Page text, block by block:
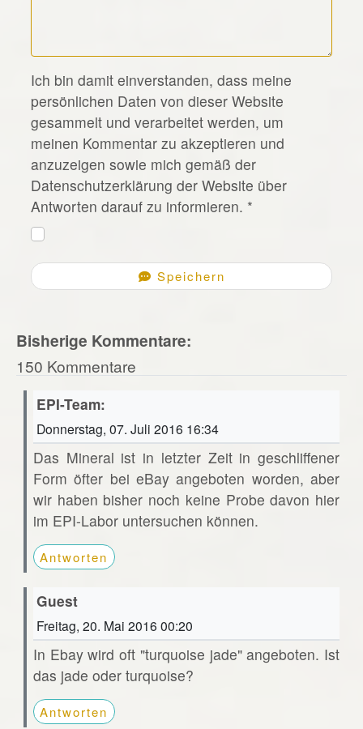
*
Ich bin damit einverstanden, dass meine
persönlichen Daten von dieser Website
gesammelt und verarbeitet werden, um
meinen Kommentar zu akzeptieren und
anzuzeigen sowie mich gemäß der
Datenschutzerklärung der Website über
Antworten darauf zu informieren. *
Speichern
Bisherige Kommentare:
150 Kommentare
EPI-Team:
Donnerstag, 07. Juli 2016 16:34
Das Mineral ist in letzter Zeit in geschliffener
Form öfter bei eBay angeboten worden, aber
wir haben bisher noch keine Probe davon hier
im EPI-Labor untersuchen können.
Antworten
Guest
Freitag, 20. Mai 2016 00:20
In Ebay wird oft "turquoise jade" angeboten. Ist
das jade oder turquoise?
Antworten